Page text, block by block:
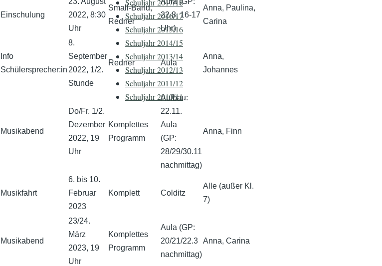
Einschulung
2022, 8:30
Uhr
Small-Band,
Redner
22.8, 16-17
Uhr)
Anna, Paulina,
Carina
Info
Schülersprecher:in
8.
September
2022, 1/2.
Stunde
Redner Aula
Anna,
Johannes
Musikabend
Do/Fr. 1/2.
Dezember
2022, 19
Uhr
Komplettes
Programm
Aufbau:
22.11.
Aula
(GP:
28/29/30.11
nachmittag)
Anna, Finn
Musikfahrt
6. bis 10.
Februar
2023
Komplett Colditz
Alle (außer Kl.
7)
Musikabend
23/24.
März
2023, 19
Uhr
Komplettes
Programm
Aula (GP:
20/21/22.3
nachmittag)
Anna, Carina
Schuljahr 2017/18
Schuljahr 2016/17
Schuljahr 2015/16
Schuljahr 2014/15
Schuljahr 2013/14
Schuljahr 2012/13
Schuljahr 2011/12
Schuljahr 2010/11